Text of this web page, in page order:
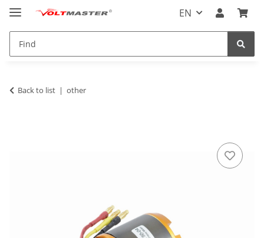
EN
Back to list other